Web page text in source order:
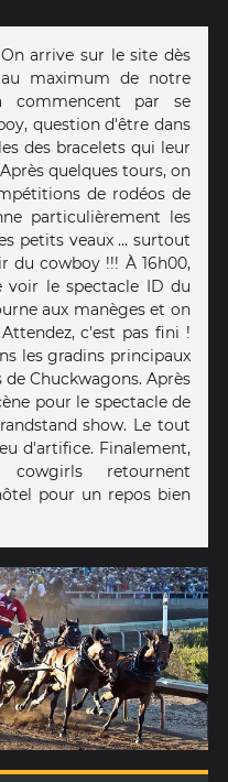
arrive sur le site dès
maximum de notre
commencent par se
question d'être dans
des bracelets qui leur
quelques tours, on
de rodéos de
particulièrement les
petits veaux ... surtout
du cowboy !!! À 16h00,
voir le spectacle ID du
aux manèges et on
c'est pas fini !
les gradins principaux
Chuckwagons. Après
pour le spectacle de
show. Le tout
d'artifice. Finalement,
retournent
pour un repos bien